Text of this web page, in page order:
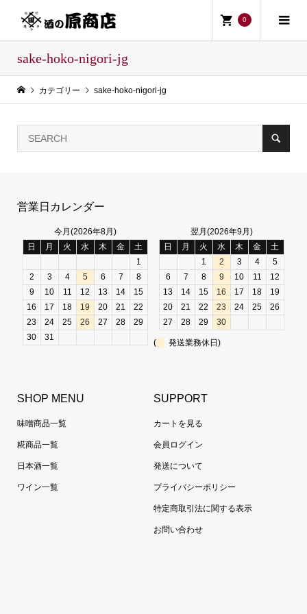
0
sake-hoko-nigori-jg
カテゴリー sake-hoko-nigori-jg
営業日カレンダー
今月(2026年8月)
日
月 火 水 木 金
土
1
2
3 4 5 6 7
8
9
10 11 12 13 14
15
16
17 18 19 20 21
22
23
24 25 26 27 28
29
30
31
翌月(2026年9月)
日
月 火 水 木 金
土
1
2 3 4
5
6
7 8 9 10 11
12
13
14 15 16 17 18
19
20
21 22 23 24 25
26
27
28 29 30
( 発送業務休日)
SHOP MENU
味噌商品一覧
糀商品一覧
日本酒一覧
ワイン一覧
SUPPORT
カートを見る
会員ログイン
発送について
プライバシーポリシー
特定商取引法に関する表示
お問い合わせ